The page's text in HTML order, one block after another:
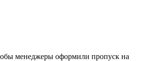
менеджеры оформили пропуск на